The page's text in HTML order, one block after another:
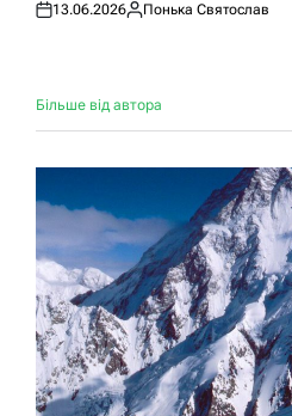
Оприлюднено
13.06.2026
Опубліковано
Понька Святослав
Більше від автора